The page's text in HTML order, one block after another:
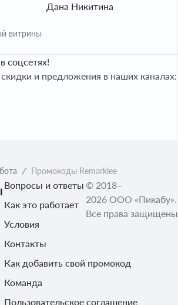
Дана Никитина
витрины
соцсетях!
и предложения в наших каналах:
Промокоды Remarklee
Вопросы и ответы
Как это работает
Условия
Контакты
Как добавить свой промокод
Команда
Пользовательское соглашение
© 2018–
2026 ООО «Пикабу».
Все права защищены